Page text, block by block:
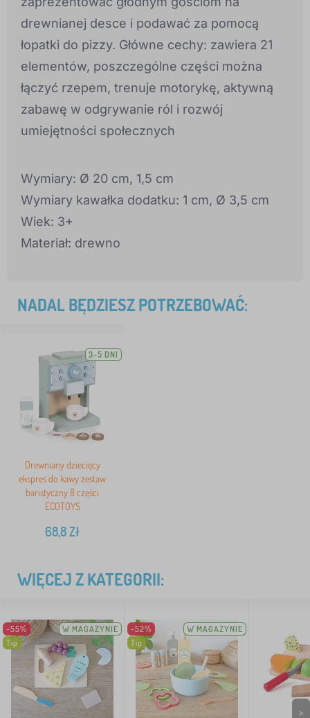
drewnianej desce i podawać za pomocą
łopatki do pizzy. Główne cechy: zawiera 21
elementów, poszczególne części można
łączyć rzepem, trenuje motorykę, aktywną
zabawę w odgrywanie ról i rozwój
umiejętności społecznych
Wymiary: Ø 20 cm, 1,5 cm
Wymiary kawałka dodatku: 1 cm, Ø 3,5 cm
Wiek: 3+
Materiał: drewno
NADAL BĘDZIESZ POTRZEBOWAĆ:
3-5 DNI
Drewniany dziecięcy
ekspres do kawy zestaw
baristyczny 8 części
ECOTOYS
68,8Zł
WIĘCEJ Z KATEGORII:
-55%
Tip
W MAGAZYNIE
-52%
Tip
W MAGAZYNIE
>